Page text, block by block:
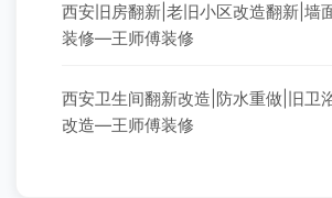
西安旧房翻新|老旧小区改造翻新|墙
装修—王师傅装修
西安卫生间翻新改造|防水重做|旧卫
改造—王师傅装修